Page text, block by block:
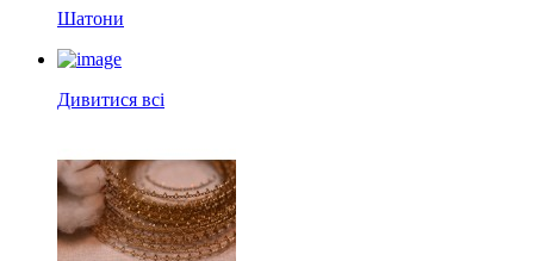
Шатони
Дивитися всі